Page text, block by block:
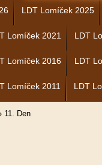
LDT Lomíček 2025
Lomíček 2021 LDT
Lomíček 2016 LDT
Lomíček 2011 LDT
11. Den